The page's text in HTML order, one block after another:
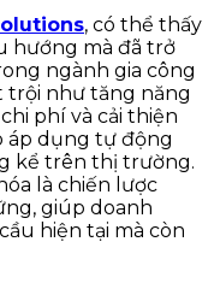
, có thể thấy
hướng mà đã trở
ngành gia công
trội như tăng năng
phí và cải thiện
áp dụng tự động
kể trên thị trường.
là chiến lược
giúp doanh
hiện tại mà còn